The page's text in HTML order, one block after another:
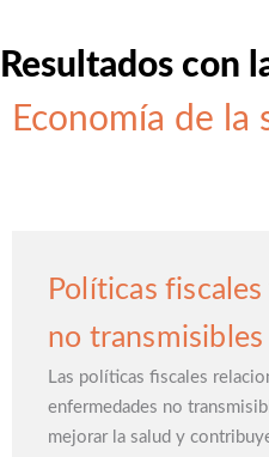
Resultados con
Economía de la
Políticas
no transmisibles
Las políticas fiscales
enfermedades no
mejorar la salud y